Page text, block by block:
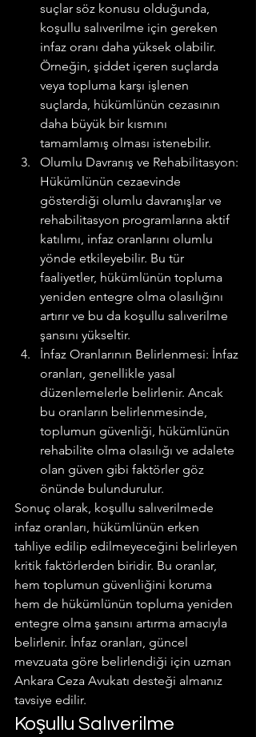
suçlar söz konusu olduğunda,
koşullu salıverilme için gereken
infaz oranı daha yüksek olabilir.
Örneğin, şiddet içeren suçlarda
veya topluma karşı işlenen
suçlarda, hükümlünün cezasının
daha büyük bir kısmını
tamamlamış olması istenebilir.
Olumlu Davranış ve Rehabilitasyon:
Hükümlünün cezaevinde
gösterdiği olumlu davranışlar ve
rehabilitasyon programlarına aktif
katılımı, infaz oranlarını olumlu
yönde etkileyebilir. Bu tür
faaliyetler, hükümlünün topluma
yeniden entegre olma olasılığını
artırır ve bu da koşullu salıverilme
şansını yükseltir.
İnfaz Oranlarının Belirlenmesi: İnfaz
oranları, genellikle yasal
düzenlemelerle belirlenir. Ancak
bu oranların belirlenmesinde,
toplumun güvenliği, hükümlünün
rehabilite olma olasılığı ve adalete
olan güven gibi faktörler göz
önünde bulundurulur.
Sonuç olarak, koşullu salıverilmede
infaz oranları, hükümlünün erken
tahliye edilip edilmeyeceğini belirleyen
kritik faktörlerden biridir. Bu oranlar,
hem toplumun güvenliğini koruma
hem de hükümlünün topluma yeniden
entegre olma şansını artırma amacıyla
belirlenir. İnfaz oranları, güncel
mevzuata göre belirlendiği için uzman
Ankara Ceza Avukatı desteği almanız
tavsiye edilir.
Koşullu Salıverilme